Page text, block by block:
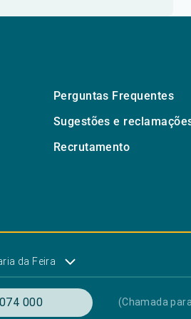
Perguntas Frequentes
Sugestões e
Recrutamento
da Feira
000 (Chamada